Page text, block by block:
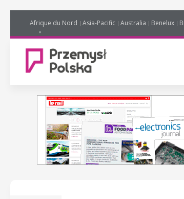
Afrique du Nord Asia-Pacific Australia Benelux